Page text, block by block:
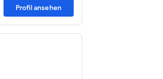
Profil ansehen